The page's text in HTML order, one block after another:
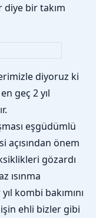
diye bir takım
diyoruz ki
geç 2 yıl
eşgüdümlü
açısından önem
gözardı
ısınma
kombi bakımını
ehli bizler gibi